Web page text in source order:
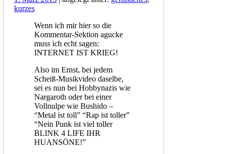
kurzes
Wenn ich mir hier so die
Kommentar-Sektion agucke
muss ich echt sagen:
INTERNET IST KRIEG!
Also im Ernst, bei jedem
Scheiß-Musikvideo daselbe,
sei es nun bei Hobbynazis wie
Nargaroth oder bei einer
Vollnulpe wie Bushido –
“Metal ist toll” “Rap ist toller”
“Nein Punk ist viel toller
BLINK 4 LIFE IHR
HUANSÖNE!”